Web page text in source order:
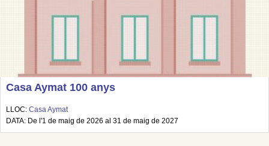
Casa Aymat 100 anys
LLOC: Casa Aymat
DATA: De l'1 de maig de 2026 al 31 de maig de 2027